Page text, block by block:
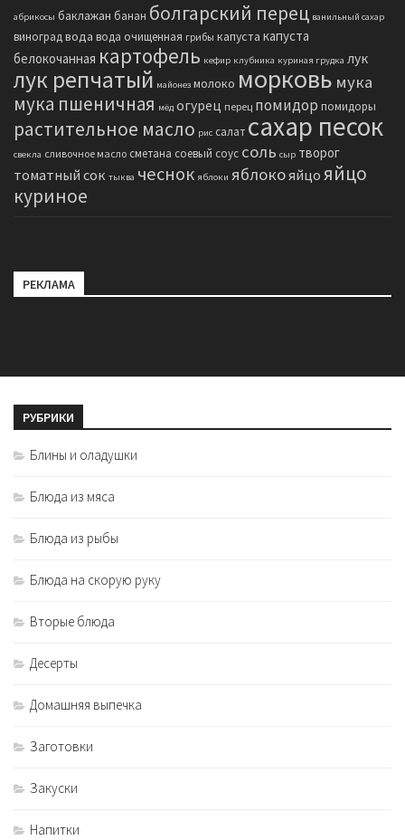
абрикосы баклажан банан болгарский перец ванильный сахар
виноградвода вода очищенная грибы капуста капуста
белокочанная картофель кефир клубника куриная грудка лук
лук репчатый майонез молоко морковь мука
мука пшеничная мёд огурец перец помидор помидоры
растительное масло рис салат сахар песок
свекла сливочное масло сметана соевый соус соль сыр творог
томатный сок тыква чеснок яблоки яблокояйцо яйцо
куриное
РЕКЛАМА
РУБРИКИ
Блины и оладушки
Блюда из мяса
Блюда из рыбы
Блюда на скорую руку
Вторые блюда
Десерты
Домашняя выпечка
Заготовки
Закуски
Напитки